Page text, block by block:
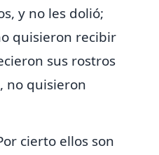
y no les dolió;
quisieron recibir
sus rostros
no quisieron
cierto ellos son